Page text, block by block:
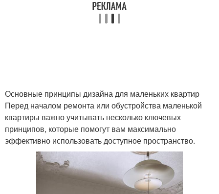
Основные принципы дизайна для маленьких квартир
Перед началом ремонта или обустройства маленькой
квартиры важно учитывать несколько ключевых
принципов, которые помогут вам максимально
эффективно использовать доступное пространство.